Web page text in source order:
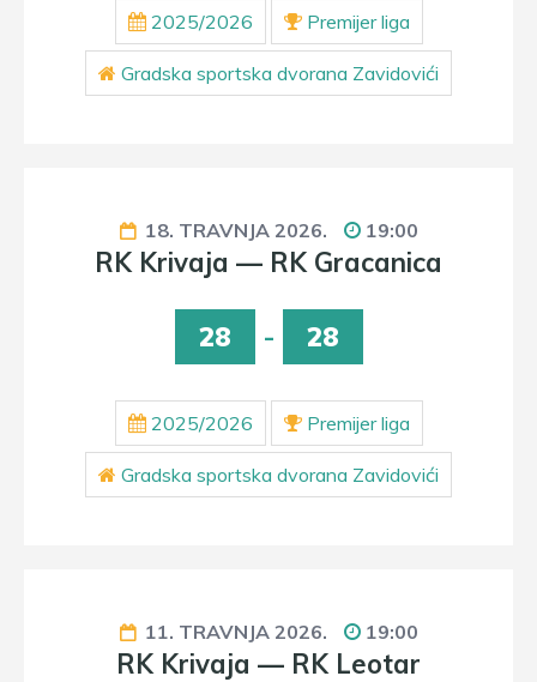
2025/2026 Premijer liga
Gradska sportska dvorana Zavidovići
18. TRAVNJA 2026. 19:00
RK Krivaja — RK Gracanica
28 - 28
2025/2026 Premijer liga
Gradska sportska dvorana Zavidovići
11. TRAVNJA 2026. 19:00
RK Krivaja — RK Leotar